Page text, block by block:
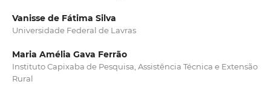
Vanisse de Fátima Silva
Universidade Federal de Lavras
Maria Amélia Gava Ferrão
Instituto Capixaba de Pesquisa, Assistência Técnica e Extensão
Rural